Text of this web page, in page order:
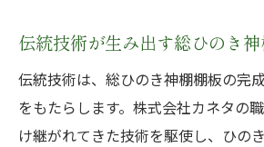
高級感あふれる総ひのき神
神聖な空間を彩る総ひのき
格調高いひのき棚板の魅力
神聖な空間に調和するひの
伝統技術が生み出す総ひのき
伝統技術は、総ひのき神棚棚板の完
をもたらします。株式会社カネタの
け継がれてきた技術を駆使し、ひの